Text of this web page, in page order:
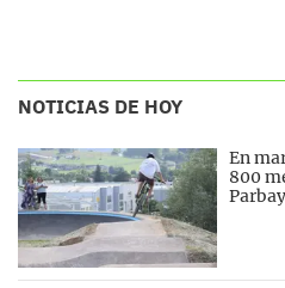
NOTICIAS DE HOY
En
800